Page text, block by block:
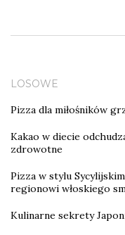
LOSOWE
Pizza dla miłośników
Kakao w diecie
zdrowotne
Pizza w stylu
regionowi włoskiego
Kulinarne sekrety